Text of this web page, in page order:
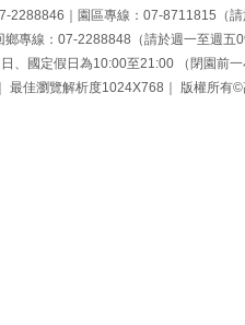
2288846｜園區專線：07-8711815（請
鄉專線：07-2288848（請於週一至週五
、國定假日為10:00至21:00 （閉園前一
最佳瀏覽解析度1024X768｜ 版權所有